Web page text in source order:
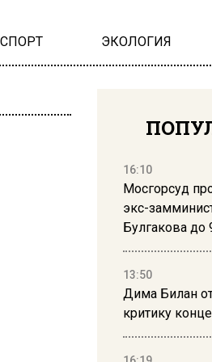
ЭКОЛОГИЯ
16:10
Мосгорсуд
экс-
Булгакова до
13:50
Дима Билан
критику